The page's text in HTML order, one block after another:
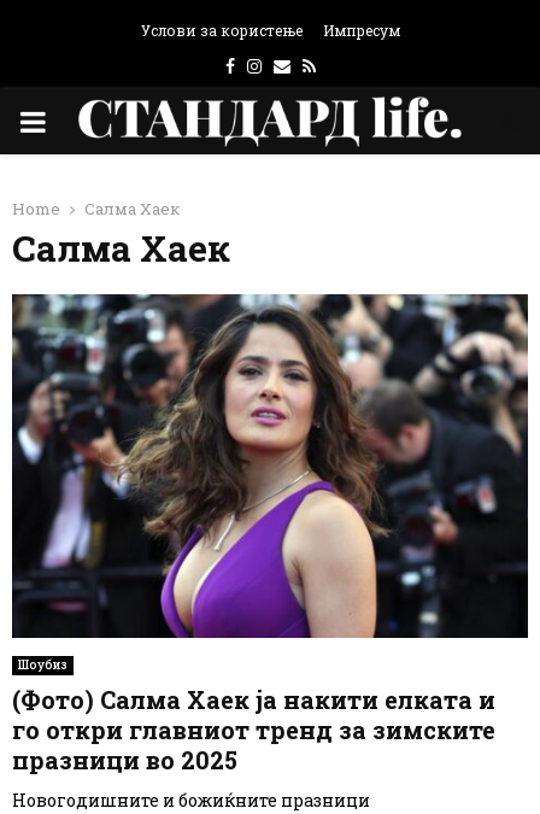
Услови за користење Импресум
Facebook
Instagram
Email
Rss
PRIMARY
Home Салма Хаек
Салма Хаек
Шоубиз
(Фото) Салма Хаек ја накити елката и
го откри главниот тренд за зимските
празници во 2025
Новогодишните и божиќните празници